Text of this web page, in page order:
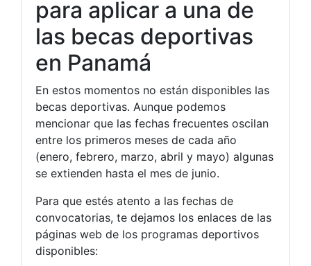
para aplicar a una de
las becas deportivas
en Panamá
En estos momentos no están disponibles las
becas deportivas. Aunque podemos
mencionar que las fechas frecuentes oscilan
entre los primeros meses de cada año
(enero, febrero, marzo, abril y mayo) algunas
se extienden hasta el mes de junio.
Para que estés atento a las fechas de
convocatorias, te dejamos los enlaces de las
páginas web de los programas deportivos
disponibles: